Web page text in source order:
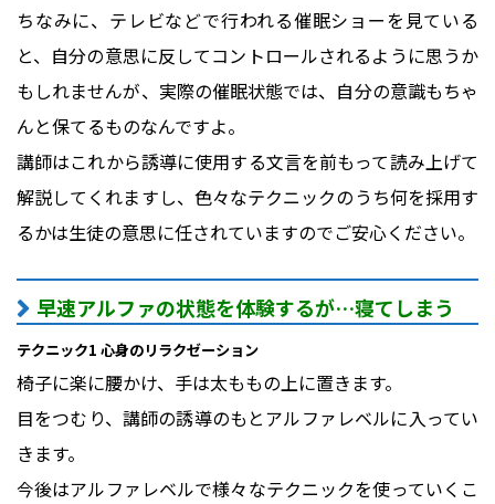
ちなみに、テレビなどで行われる催眠ショーを見ている
と、自分の意思に反してコントロールされるように思うか
もしれませんが、実際の催眠状態では、自分の意識もちゃ
んと保てるものなんですよ。
講師はこれから誘導に使用する文言を前もって読み上げて
解説してくれますし、色々なテクニックのうち何を採用す
るかは生徒の意思に任されていますのでご安心ください。
早速アルファの状態を体験するが…寝てしまう
テクニック1 心身のリラクゼーション
椅子に楽に腰かけ、手は太ももの上に置きます。
目をつむり、講師の誘導のもとアルファレベルに入ってい
きます。
今後はアルファレベルで様々なテクニックを使っていくこ